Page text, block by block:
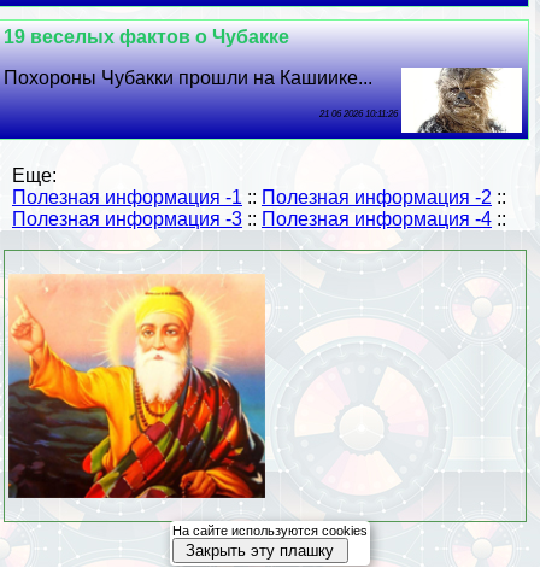
19 веселых фактов о Чубакке
Похороны Чубакки прошли на Кашиике...
21 06 2026 10:11:26
Еще:
Полезная информация -1 :: Полезная информация -2 ::
Полезная информация -3 :: Полезная информация -4 ::
На сайте используются cookies
Закрыть эту плашку